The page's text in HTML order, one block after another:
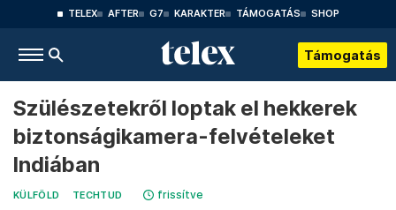
TELEX AFTER G7 KARAKTER TÁMOGATÁS SHOP
Támogatás
Szülészetekről loptak el hekkerek
biztonságikamera-felvételeket
Indiában
KÜLFÖLD TECHTUD frissítve